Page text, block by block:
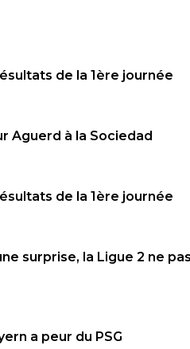
de la 1ère journée
Aguerd à la Sociedad
de la 1ère journée
surprise, la Ligue 2 ne
a peur du PSG